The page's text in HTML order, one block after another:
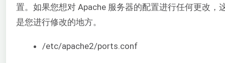
置。如果您想对 Apache 服务器的配置进行任何更改，
是您进行修改的地方。
/etc/apache2/ports.conf